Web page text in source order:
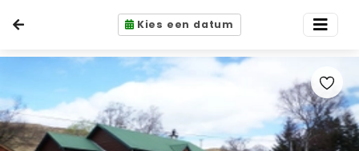
Kies een datum